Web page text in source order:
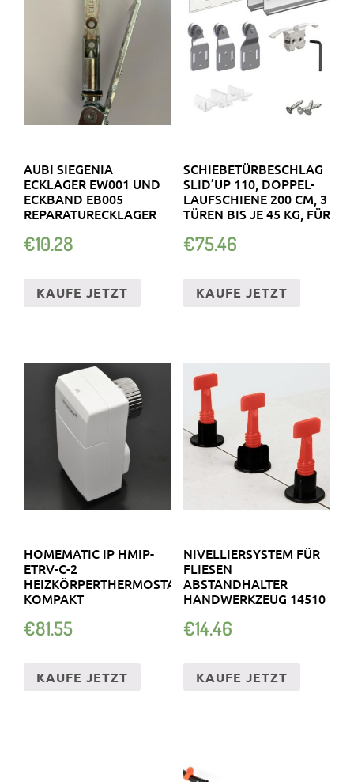
AUBI SIEGENIA
ECKLAGER EW001 UND
ECKBAND EB005
REPARATURECKLAGER
SCHANIER
€10.28
KAUFE JETZT
SCHIEBETÜRBESCHLAG
SLID’UP 110, DOPPEL-
LAUFSCHIENE 200 CM, 3
TÜREN BIS JE 45 KG, FÜR
€75.46
KAUFE JETZT
HOMEMATIC IP HMIP-
ETRV-C-2
HEIZKÖRPERTHERMOSTAT
KOMPAKT
€81.55
KAUFE JETZT
NIVELLIERSYSTEM FÜR
FLIESEN
ABSTANDHALTER
HANDWERKZEUG 14510
€14.46
KAUFE JETZT